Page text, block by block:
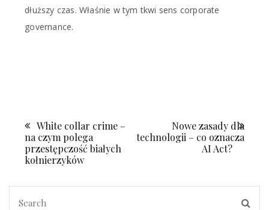
dłuższy czas. Właśnie w tym tkwi sens corporate
governance.
Nawigacja
wpisu
White collar crime –
na czym polega
przestępczość białych
kołnierzyków
Nowe zasady dla
technologii – co oznacza
AI Act?